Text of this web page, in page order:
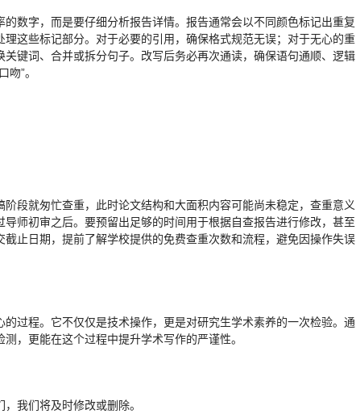
数字，而是要仔细分析报告详情。报告通常会以不同颜色标记出重复
这些标记部分。对于必要的引用，确保格式规范无误；对于无心的重
键词、合并或拆分句子。改写后务必再次通读，确保语句通顺、逻辑
”。
段就匆忙查重，此时论文结构和大面积内容可能尚未稳定，查重意义
师初审之后。要预留出足够的时间用于根据自查报告进行修改，甚至
止日期，提前了解学校提供的免费查重次数和流程，避免因操作失误
过程。它不仅仅是技术操作，更是对研究生学术素养的一次检验。通
，更能在这个过程中提升学术写作的严谨性。
我们将及时修改或删除。